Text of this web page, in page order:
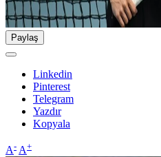
Paylaş
Linkedin
Pinterest
Telegram
Yazdır
Kopyala
A- A+